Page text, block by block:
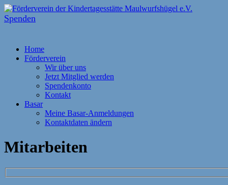
Spenden
Home
Förderverein
Wir über uns
Jetzt Mitglied werden
Spendenkonto
Kontakt
Basar
Meine Basar-Anmeldungen
Kontaktdaten ändern
Mitarbeiten